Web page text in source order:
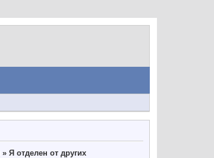
» Я отделен от других